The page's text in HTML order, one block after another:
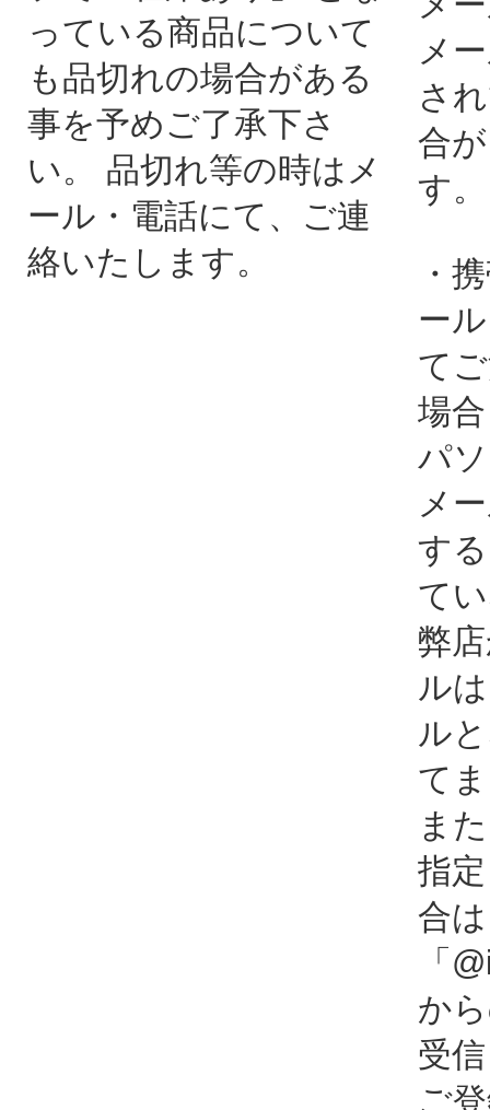
っている商品について
も品切れの場合がある
事を予めご了承下さ
い。 品切れ等の時はメ
ール・電話にて、ご連
絡いたします。
メ
さ
合
す。
・
ー
て
場合
パ
メ
す
て
弊
ル
ル
て
ま
指
合
「
か
受
ご